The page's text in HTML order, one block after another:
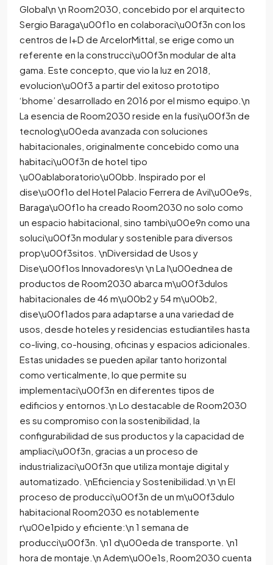
Global\n \n Room2030, concebido por el arquitecto
Sergio Baraga\u00f1o en colaboraci\u00f3n con los
centros de I+D de ArcelorMittal, se erige como un
referente en la construcci\u00f3n modular de alta
gama. Este concepto, que vio la luz en 2018,
evolucion\u00f3 a partir del exitoso prototipo
‘bhome’ desarrollado en 2016 por el mismo equipo.\n
La esencia de Room2030 reside en la fusi\u00f3n de
tecnolog\u00eda avanzada con soluciones
habitacionales, originalmente concebido como una
habitaci\u00f3n de hotel tipo
\u00ablaboratorio\u00bb. Inspirado por el
dise\u00f1o del Hotel Palacio Ferrera de Avil\u00e9s,
Baraga\u00f1o ha creado Room2030 no solo como
un espacio habitacional, sino tambi\u00e9n como una
soluci\u00f3n modular y sostenible para diversos
prop\u00f3sitos. \nDiversidad de Usos y
Dise\u00f1os Innovadores\n \n La l\u00ednea de
productos de Room2030 abarca m\u00f3dulos
habitacionales de 46 m\u00b2 y 54 m\u00b2,
dise\u00f1ados para adaptarse a una variedad de
usos, desde hoteles y residencias estudiantiles hasta
co-living, co-housing, oficinas y espacios adicionales.
Estas unidades se pueden apilar tanto horizontal
como verticalmente, lo que permite su
implementaci\u00f3n en diferentes tipos de
edificios y entornos.\n Lo destacable de Room2030
es su compromiso con la sostenibilidad, la
configurabilidad de sus productos y la capacidad de
ampliaci\u00f3n, gracias a un proceso de
industrializaci\u00f3n que utiliza montaje digital y
automatizado. \nEficiencia y Sostenibilidad.\n \n El
proceso de producci\u00f3n de un m\u00f3dulo
habitacional Room2030 es notablemente
r\u00e1pido y eficiente:\n 1 semana de
producci\u00f3n. \n1 d\u00eda de transporte. \n1
hora de montaje.\n Adem\u00e1s, Room2030 cuenta